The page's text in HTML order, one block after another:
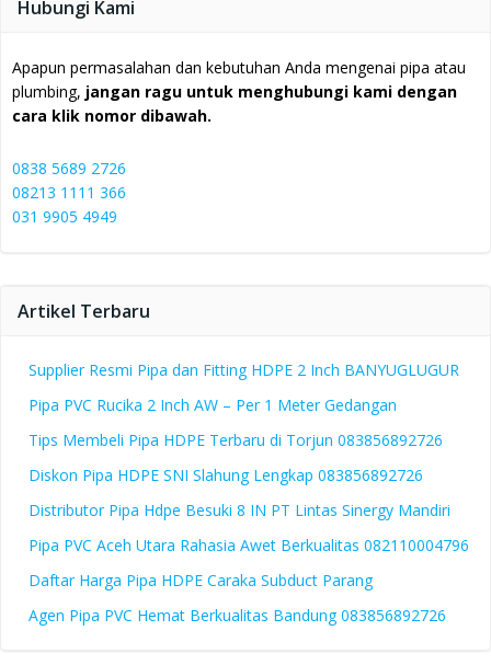
Hubungi Kami
Apapun permasalahan dan kebutuhan Anda mengenai pipa atau
plumbing, jangan ragu untuk menghubungi kami dengan
cara klik nomor dibawah.
0838 5689 2726
08213 1111 366
031 9905 4949
Artikel Terbaru
Supplier Resmi Pipa dan Fitting HDPE 2 Inch BANYUGLUGUR
Pipa PVC Rucika 2 Inch AW – Per 1 Meter Gedangan
Tips Membeli Pipa HDPE Terbaru di Torjun 083856892726
Diskon Pipa HDPE SNI Slahung Lengkap 083856892726
Distributor Pipa Hdpe Besuki 8 IN PT Lintas Sinergy Mandiri
Pipa PVC Aceh Utara Rahasia Awet Berkualitas 082110004796
Daftar Harga Pipa HDPE Caraka Subduct Parang
Agen Pipa PVC Hemat Berkualitas Bandung 083856892726